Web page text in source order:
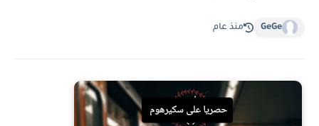
GeGe منذ عام